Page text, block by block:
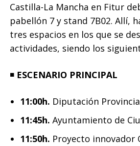
Castilla-La Mancha en Fitur
pabellón 7 y stand 7B02. Allí,
tres espacios en los que se
actividades, siendo los
◾️ ESCENARIO PRINCIPAL
11:00h. Diputación
11:45h. Ayuntamiento de
11:50h. Proyecto innovador